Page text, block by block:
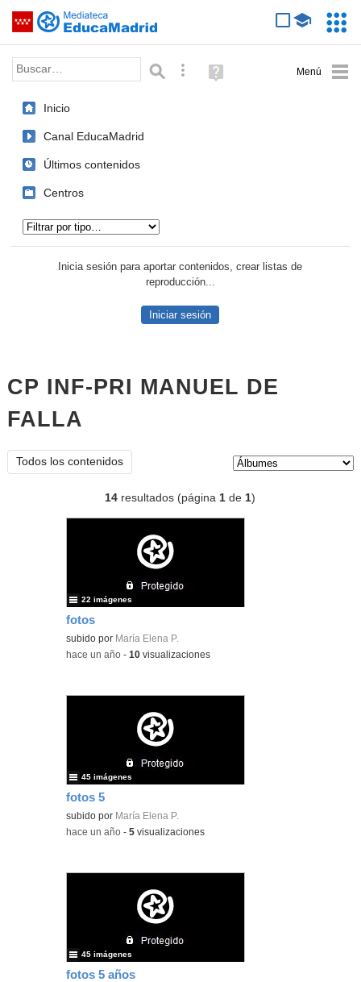
Saltar navegación
Palabra o frase: Búsqueda avanzada
Ayuda
(en
Inicio
Canal EducaMadrid
Últimos contenidos
Centros
Inicia sesión para aportar contenidos, crear listas de
reproducción...
Iniciar sesión
CP INF-PRI MANUEL DE
FALLA
Todos los contenidos
14 resultados (página1 de1)
fotos
subido por María Elena P.
22 imágenes
-hace un año -10 visualizaciones
fotos 5
subido por María Elena P.
45 imágenes
-hace un año -5 visualizaciones
fotos 5 años
45 imágenes